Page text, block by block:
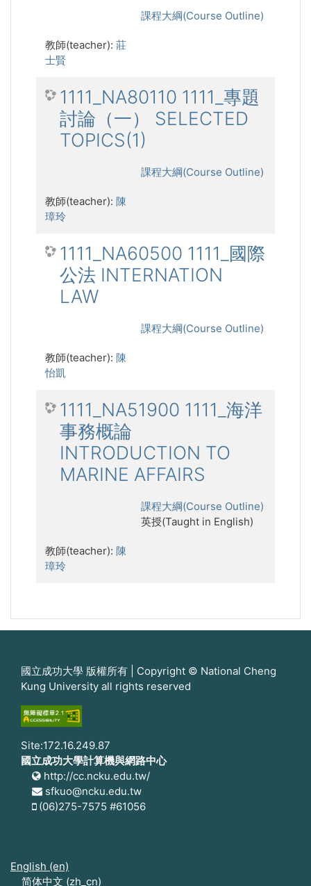
課程大綱(Course Outline)
教師(teacher): 莊
士賢
1111_NA80110 1111_專題
討論（一） SELECTED
TOPICS(1)
課程大綱(Course Outline)
教師(teacher): 陳
璋玲
1111_NA60500 1111_國際
公法 INTERNATION
LAW
課程大綱(Course Outline)
教師(teacher): 陳
怡凱
1111_NA51900 1111_海洋
事務概論
INTRODUCTION TO
MARINE AFFAIRS
課程大綱(Course Outline)
英授(Taught in English)
教師(teacher): 陳
璋玲
國立成功大學 版權所有 | Copyright © National Cheng
Kung University all rights reserved
Site:172.16.249.87
國立成功大學計算機與網路中心
http://cc.ncku.edu.tw/
sfkuo@ncku.edu.tw
(06)275-7575 #61056
English ‎(en)‎
简体中文 ‎(zh_cn)‎